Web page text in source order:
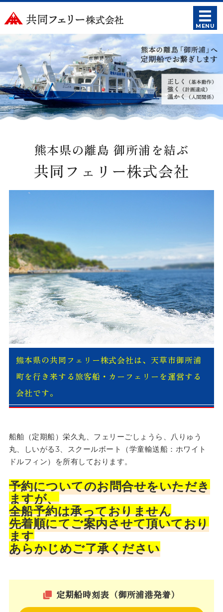
共同フェリ
MENU
ホーム
定期船時刻・運賃
フェリー紹介
御所浦周辺の観光紹介
会社概要熊本県の離島 御所浦を結ぶ
共同フェリー株式会社
熊本県の共同フェリー株式会社は、天草市御所浦
町を行き来する旅客船・カーフェリーを運営する
会社です。
船舶（定期船）栄久丸、フェリーごしょうら、八りゅう
丸、しいがる3、スクールボート（学童輸送船：ホワイト
ドルフィン）を所有しております。
予約についてのお問合せをいただき
ますが、
全船予約は承っておりません
先着順にてご案内させて頂いており
ます
あらかじめご了承ください
定期船時刻表（御所浦港発着）